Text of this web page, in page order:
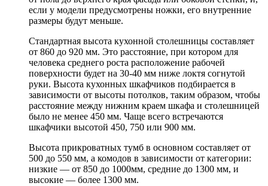
если у модели предусмотрены ножки, его внутренние
размеры будут меньше.
Стандартная высота кухонной столешницы составляет
от 860 до 920 мм. Это расстояние, при котором для
человека среднего роста расположение рабочей
поверхности будет на 30-40 мм ниже локтя согнутой
руки. Высота кухонных шкафчиков подбирается в
зависимости от высоты потолков, таким образом, чтобы
расстояние между нижним краем шкафа и столешницей
было не менее 450 мм. Чаще всего встречаются
шкафчики высотой 450, 750 или 900 мм.
Высота прикроватных тумб в основном составляет от
500 до 550 мм, а комодов в зависимости от категории:
низкие — от 850 до 1000мм, средние до 1300 мм, и
высокие — более 1300 мм.